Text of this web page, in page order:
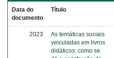
Data do
documento
Título
2023
As temáticas sociais
veiculadas em livros
didáticos: como se